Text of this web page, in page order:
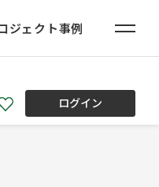
ジェクト事例
ログイン